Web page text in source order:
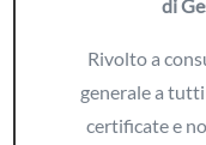
di
Rivolto a
generale a
certificate e